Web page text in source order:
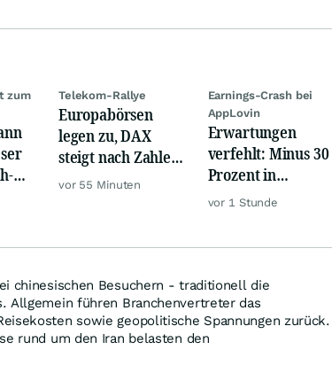
zum
Telekom-Rallye
Europabörsen
legen zu, DAX
steigt nach Zahlen
von Rheinmetall,
vor 55 Minuten
Earnings-Crash bei
AppLovin
Erwartungen
verfehlt: Minus 30
Prozent in
wenigen Minuten!
vor 1 Stunde
chinesischen Besuchern - traditionell die
Allgemein führen Branchenvertreter das
sowie geopolitische Spannungen zurück.
rund um den Iran belasten den